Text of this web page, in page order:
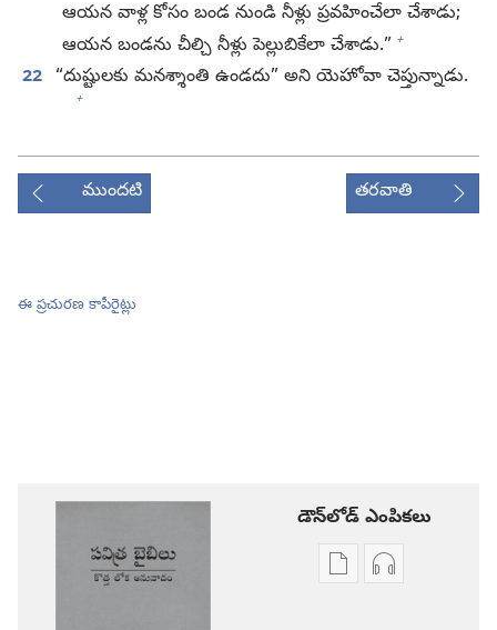
ఆయన వాళ్ల కోసం బండ నుండి నీళ్లు ప్రవహించేలా చేశాడు;
ఆయన బండను చీల్చి నీళ్లు పెల్లుబికేలా చేశాడు.” +
22 “దుష్టులకు మనశ్శాంతి ఉండదు” అని యెహోవా చెప్తున్నాడు.
+
ముందటి తరవాతి
ఈ ప్రచురణ కాపీరైట్లు
డౌన్‌లోడ్‌ ఎంపికలు
ప్రచురణలఆడియో